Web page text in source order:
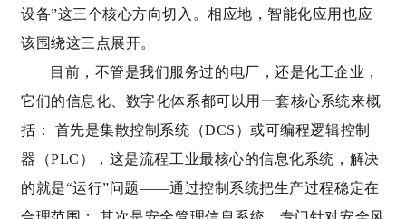
设备”这三个核心方向切入。相应地，智能化应用也应
该围绕这三点展开。
目前，不管是我们服务过的电厂，还是化工企业，
它们的信息化、数字化体系都可以用一套核心系统来概
括： 首先是集散控制系统（DCS）或可编程逻辑控制
器（PLC），这是流程工业最核心的信息化系统，解决
的就是“运行”问题——通过控制系统把生产过程稳定在